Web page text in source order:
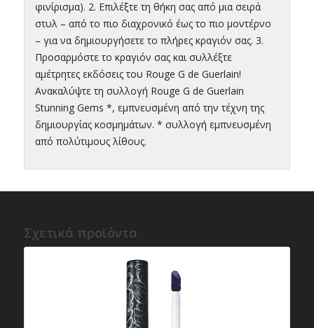
φινίρισμα). 2. Επιλέξτε τη θήκη σας από μια σειρά
στυλ – από το πιο διαχρονικό έως το πιο μοντέρνο
– για να δημιουργήσετε το πλήρες κραγιόν σας. 3.
Προσαρμόστε το κραγιόν σας και συλλέξτε
αμέτρητες εκδόσεις του Rouge G de Guerlain!
Ανακαλύψτε τη συλλογή Rouge G de Guerlain
Stunning Gems *, εμπνευσμένη από την τέχνη της
δημιουργίας κοσμημάτων. * συλλογή εμπνευσμένη
από πολύτιμους λίθους.
Σχετικά προϊόντα